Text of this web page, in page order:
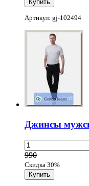
Артикул: gj-102494
Джинсы
990
Скидка 30%